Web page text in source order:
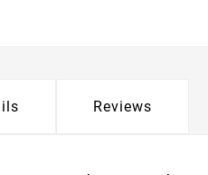
Reviews